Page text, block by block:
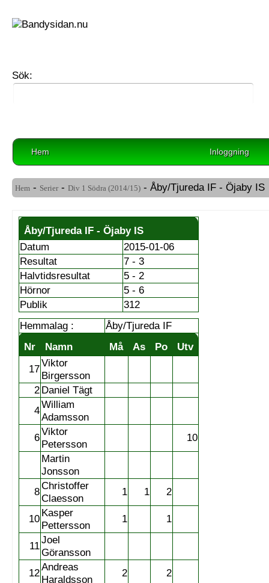
Sök:
Hem Inloggning
Hem - Serier - Div 1 Södra (2014/15) - Åby/Tjureda IF - Öjaby IS
Åby/Tjureda IF - Öjaby IS
Datum
2015-01-06
Resultat
7 - 3
Halvtidsresultat
5 - 2
Hörnor
5 - 6
Publik
312
Hemmalag :
Åby/Tjureda IF
Nr
Namn Må As Po
Utv
17
Viktor
Birgersson
2 Daniel Tägt
4
William
Adamsson
6
Viktor
Petersson
10
Martin
Jonsson
8
Christoffer
Claesson
1 1 2
10
Kasper
Pettersson
1 1
11
Joel
Göransson
12
Andreas
Haraldsson
2 2